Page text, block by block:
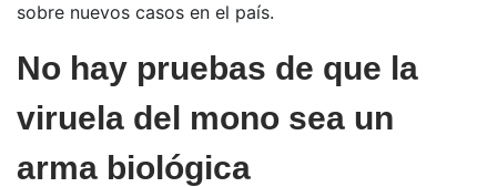
sobre nuevos casos en el país.
No hay pruebas de que la
viruela del mono sea un
arma biológica